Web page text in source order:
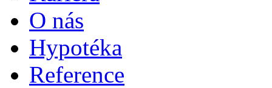
O nás
Hypotéka
Reference